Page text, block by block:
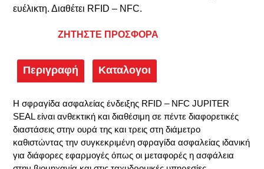
ευέλικτη. Διαθέτει RFID – NFC.
ΖΗΤΗΣΤΕ ΠΡΟΣΦΟΡΑ
Περιγραφή Καταλογοι
Η σφραγίδα ασφαλείας ένδειξης RFID – NFC JUPITER
SEAL είναι ανθεκτική και διαθέσιμη σε πέντε διαφορετικές
διαστάσεις στην ουρά της και τρεις στη διάμετρο
καθιστώντας την συγκεκριμένη σφραγίδα ασφαλείας ιδανική
για διάφορες εφαρμογές όπως οι μεταφορές η ασφάλεια